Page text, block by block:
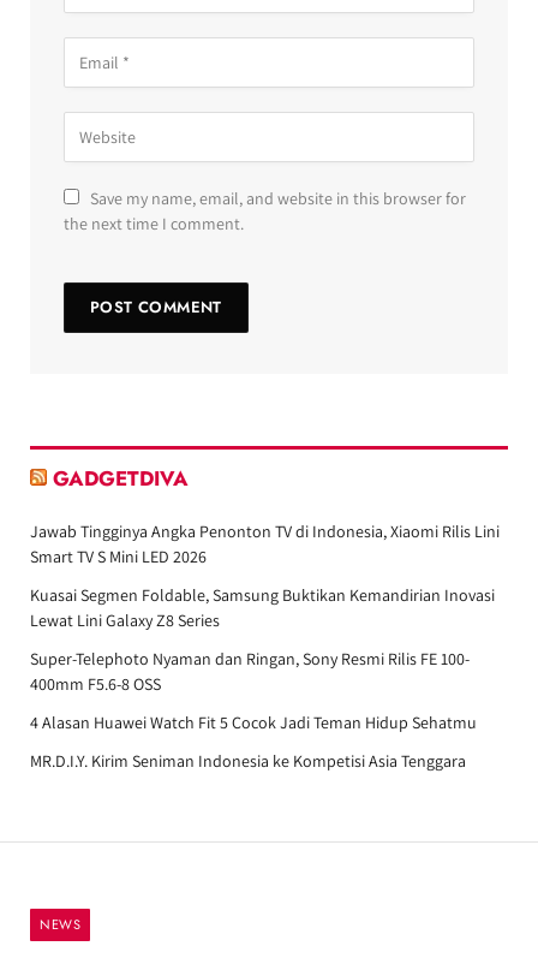
Save my name, email, and website in this browser for
the next time I comment.
GADGETDIVA
Jawab Tingginya Angka Penonton TV di Indonesia, Xiaomi Rilis Lini
Smart TV S Mini LED 2026
Kuasai Segmen Foldable, Samsung Buktikan Kemandirian Inovasi
Lewat Lini Galaxy Z8 Series
Super-Telephoto Nyaman dan Ringan, Sony Resmi Rilis FE 100-
400mm F5.6-8 OSS
4 Alasan Huawei Watch Fit 5 Cocok Jadi Teman Hidup Sehatmu
MR.D.I.Y. Kirim Seniman Indonesia ke Kompetisi Asia Tenggara
NEWS